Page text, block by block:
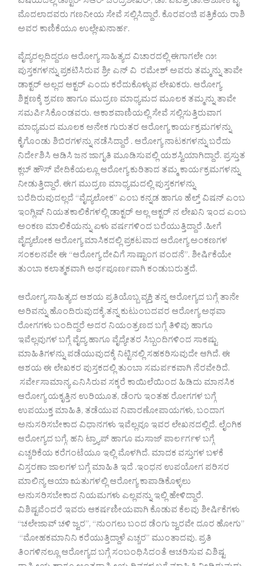
ಮೊದಲಾದವರು ಗಣನೀಯ ಸೇವೆ ಸಲ್ಲಿಸಿದ್ದಾರೆ.‌ ಕೊರವಂಜಿ ಪತ್ರಿಕೆಯ ರಾಶಿ
ಅವರ ಕಾಣಿಕೆಯೂ ಉಲ್ಲೇಖನಾರ್ಹ.
ವೈದ್ಯರಲ್ಲದಿದ್ದರೂ ಆರೋಗ್ಯ ಸಾಹಿತ್ಯದ ವಿಚಾರದಲ್ಲಿ ಈಗಾಗಲೇ ೧೫
ಪುಸ್ತಕಗಳನ್ನು ಪ್ರಕಟಿಸಿರುವ ಶ್ರೀ ಎನ್ ವಿ ರಮೇಶ್ ಅವರು ತಮ್ಮನ್ನು ತಾವೇ
ಡಾಕ್ಟರ್ ಅಲ್ಲದ ಆಕ್ಟರ್ ಎಂದು ಕರೆದುಕೊಳ್ಳುವ ಲೇಖಕರು. ಆರೋಗ್ಯ
ಶಿಕ್ಷಣಕ್ಕೆ ಶ್ರವಣ ಹಾಗೂ ಮುದ್ರಣ ಮಾಧ್ಯಮದ ಮೂಲಕ ತಮ್ಮನ್ನು ತಾವೇ
ಸಮರ್ಪಿಸಿಕೊಂಡವರು. ಆಕಾಶವಾಣಿಯಲ್ಲಿ ಸೇವೆ ಸಲ್ಲಿಸುತ್ತಿರುವಾಗ
ಮಾಧ್ಯಮದ ಮೂಲಕ ಅನೇಕ ಗುರುತರ ಆರೋಗ್ಯ ಕಾರ್ಯಕ್ರಮಗಳನ್ನು
ಕೈಗೊಂಡು ಶಿಬಿರಗಳನ್ನು ನಡೆಸಿದ್ದಾರೆ . ಆರೋಗ್ಯ ನಾಟಕಗಳನ್ನು ಬರೆದು
ನಿರ್ದೇಶಿಸಿ ಆಡಿಸಿ ಜನ ಜಾಗೃತಿ ಮೂಡಿಸುವಲ್ಲಿ ಯಶಸ್ವಿಯಾಗಿದ್ದಾರೆ. ಪ್ರಸ್ತುತ
ಕ್ಲಬ್ ಹೌಸ್ ವೇದಿಕೆಯಲ್ಲೂ ಆರೋಗ್ಯ ಕುರಿತಾದ ತಮ್ಮ ಕಾರ್ಯಕ್ರಮಗಳನ್ನು
ನೀಡುತ್ತಿದ್ದಾರೆ. ಈಗ ಮುದ್ರಣ ಮಾಧ್ಯಮದಲ್ಲಿ ಪುಸ್ತಕಗಳನ್ನು
ಬರೆದಿರುವುದಲ್ಲದೆ “ವೈದ್ಯಲೋಕ” ಎಂಬ ಕನ್ನಡ ಹಾಗೂ ಹೆಲ್ತ್ ವಿಷನ್ ಎಂಬ
ಇಂಗ್ಲಿಷ್ ನಿಯತಕಾಲಿಕೆಗಳಲ್ಲಿ ಡಾಕ್ಟರ್ ಅಲ್ಲ ಆಕ್ಟರ್ ನ ಲೇಖನಿ ಇಂದ ಎಂಬ
ಅಂಕಣ ಮಾಲಿಕೆಯನ್ನು ಏಳು ವರ್ಷಗಳಿಂದ ಬರೆಯುತ್ತಿದ್ದಾರೆ .ಹೀಗೆ
ವೈದ್ಯಲೋಕ ಆರೋಗ್ಯ ಮಾಸಿಕದಲ್ಲಿ ಪ್ರಕಟವಾದ ಆರೋಗ್ಯ ಅಂಕಣಗಳ
ಸಂಕಲನವೇ ಈ “ಆರೋಗ್ಯ ದೇವಿಗೆ ಸಾಷ್ಟಾಂಗ ವಂದನೆ”. ಶೀರ್ಷಿಕೆಯೇ
ತುಂಬಾ ಕಲಾತ್ಮಕವಾಗಿ ಅರ್ಥಪೂರ್ಣವಾಗಿ ಕಂಡುಬರುತ್ತದೆ.
ಆರೋಗ್ಯ ಸಾಹಿತ್ಯದ ಆಶಯ ಪ್ರತಿಯೊಬ್ಬ ವ್ಯಕ್ತಿ ತನ್ನ ಆರೋಗ್ಯದ ಬಗ್ಗೆ ತಾನೇ
ಅರಿವನ್ನು ಹೊಂದಿರುವುದಕ್ಕೆ,ತನ್ನ ಕುಟುಂಬದವರ ಆರೋಗ್ಯ ಅಥವಾ
ರೋಗಗಳು ಬಂದಿದ್ದರೆ ಅದರ ನಿಯಂತ್ರಣದ ಬಗ್ಗೆ ತಿಳಿವು ಹಾಗೂ
ಇವೆಲ್ಲವುಗಳ ಬಗ್ಗೆ ವೈದ್ಯ ಹಾಗೂ ವೈದ್ಯೇತರ ಸಿಬ್ಬಂದಿಗಳಿಂದ ಸಾಕಷ್ಟು
ಮಾಹಿತಿಗಳನ್ನು ಪಡೆಯುವುದಕ್ಕೆ ನಿಟ್ಟಿನಲ್ಲಿ ಸಹಕರಿಸುವುದೇ ಆಗಿದೆ. ಈ
ಆಶಯ ಈ ಲೇಖಕರ ಪುಸ್ತಕದಲ್ಲಿ ತುಂಬಾ ಸಮರ್ಪಕವಾಗಿ ನೆರವೇರಿದೆ.
ಸರ್ವೇಸಾಮಾನ್ಯ ಎನಿಸಿರುವ ಸಕ್ಕರೆ ಕಾಯಿಲೆಯಿಂದ ಹಿಡಿದು ಮಾನಸಿಕ
ಆರೋಗ್ಯ ಯಕೃತ್ತಿನ ಉರಿಯೂತ, ಡೆಂಗು ಇಂತಹ ರೋಗಗಳ ಬಗ್ಗೆ
ಉಪಯುಕ್ತ ಮಾಹಿತಿ, ತಡೆಯುವ ನಿವಾರಣೋಪಾಯಗಳು, ಬಂದಾಗ
ಅನುಸರಿಸಬೇಕಾದ ವಿಧಾನಗಳು ಇವೆಲ್ಲವೂ ಇವರ ಲೇಖನದಲ್ಲಿದೆ. ಲೈಂಗಿಕ
ಆರೋಗ್ಯದ ಬಗ್ಗೆ, ಹನಿ ಟ್ರ್ಯಾಪ್ ಹಾಗೂ ಮಸಾಜ್ ಪಾರ್ಲರ್ಗಳ ಬಗ್ಗೆ
ಎಚ್ಚರಿಕೆಯ ಕರೆಗಂಟೆಯೂ ಇಲ್ಲಿ ಮೊಳಗಿದೆ. ಮಾದಕ ವಸ್ತುಗಳ ಬಳಕೆ
ವಿಸ್ತರಣಾ ಜಾಲಗಳ ಬಗ್ಗೆ ಮಾಹಿತಿ ಇದೆ .ಇಂಧನ ಉಪಯೋಗ ಪರಿಸರ
ಮಾಲಿನ್ಯ ಆಯಾ ಋತುಗಳಲ್ಲಿ ಆರೋಗ್ಯ ಕಾಪಾಡಿಕೊಳ್ಳಲು
ಅನುಸರಿಸಬೇಕಾದ ನಿಯಮಗಳು ಎಲ್ಲವನ್ನು ಇಲ್ಲಿ ಹೇಳಿದ್ದಾರೆ.
ವಿಶಿಷ್ಟವೆಂದರೆ ಇವರು ಆಕರ್ಷಣೀಯವಾಗಿ ಕೊಡುವ ಕೆಲವು ಶೀರ್ಷಿಕೆಗಳು
“ಚಲೇಜಾವ್ ಚಳಿ ಜ್ವರ”, “ನುಂಗಲು ಬಂದ ಡೆಂಗು ಜ್ವರವೇ ದೂರ ಹೋಗು”
“ಮೋಹಕಮಾನಿನಿ ಕರೆಯುತ್ತಿದ್ದಾಳೆ ಎಚ್ಚರ” ಮುಂತಾದವು. ಪ್ರತಿ
ತಿಂಗಳಿನಲ್ಲೂ ಆರೋಗ್ಯದ ಬಗ್ಗೆ ಸಂಬಂಧಿಸಿದಂತೆ ಆಚರಿಸುವ ವಿಶಿಷ್ಟ